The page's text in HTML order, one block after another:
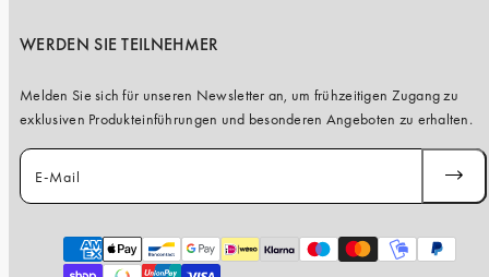
WERDEN SIE TEILNEHMER
Melden Sie sich für unseren Newsletter an, um frühzeitigen Zugang zu
exklusiven Produkteinführungen und besonderen Angeboten zu erhalten.
E-Mail
Zahlungsarten